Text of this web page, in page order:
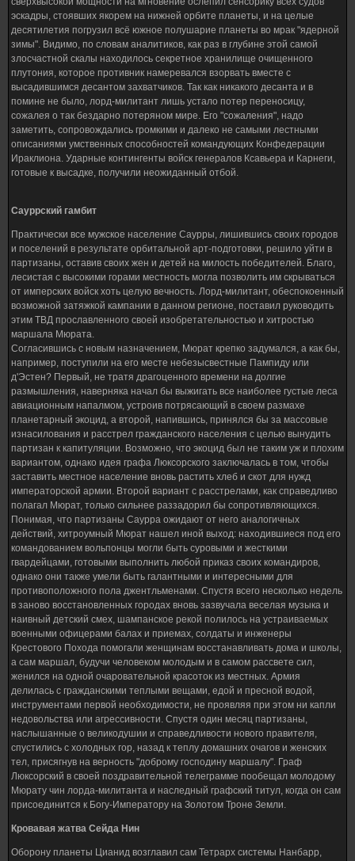
эскадры, стоявших якорем на нижней орбите планеты, и на целые
десятилетия погрузил всё южное полушарие планеты во мрак "ядерной
зимы". Видимо, по словам аналитиков, как раз в глубине этой самой
злосчастной скалы находилось секретное хранилище очищенного
плутония, которое противник намеревался взорвать вместе с
высадившимся десантом захватчиков. Так как никакого десанта и в
помине не было, лорд-милитант лишь устало потер переносицу,
сожалея о так бездарно потеряном мире. Его "сожаления", надо
заметить, сопровождались громкими и далеко не самыми лестными
описаниями умственных способностей командующих Конфедерации
Ираклиона. Ударные контингенты войск генералов Ксавьера и Карнеги,
готовые к высадке, получили неожиданный отбой.
Сауррский гамбит
Практически все мужское население Саурры, лишившись своих городов
и поселений в результате орбитальной арт-подготовки, решило уйти в
партизаны, оставив своих жен и детей на милость победителей. Благо,
лесистая с высокими горами местность могла позволить им скрываться
от имперских войск хоть целую вечность. Лорд-милитант, обеспокоенный
возможной затяжкой кампании в данном регионе, поставил руководить
этим ТВД прославленного своей изобретательностью и хитростью
маршала Мюрата.
Согласившись с новым назначением, Мюрат крепко задумался, а как бы,
например, поступили на его месте небезысвестные Пампиду или
д'Эстен? Первый, не тратя драгоценного времени на долгие
размышления, наверняка начал бы выжигать все наиболее густые леса
авиационным напалмом, устроив потрясающий в своем размахе
планетарный экоцид, а второй, напившись, принялся бы за массовые
изнасилования и расстрел гражданского населения с целью вынудить
партизан к капитуляции. Возможно, что экоцид был не таким уж и плохим
вариантом, однако идея графа Люксорского заключалась в том, чтобы
заставить местное население вновь растить хлеб и скот для нужд
императорской армии. Второй вариант с расстрелами, как справедливо
полагал Мюрат, только сильнее раззадорил бы сопротивляющихся.
Понимая, что партизаны Саурра ожидают от него аналогичных
действий, хитроумный Мюрат нашел иной выход: находившиеся под его
командованием вольпонцы могли быть суровыми и жесткими
гвардейцами, готовыми выполнить любой приказ своих командиров,
однако они также умели быть галантными и интересными для
противоположного пола джентльменами. Спустя всего несколько недель
в заново восстановленных городах вновь зазвучала веселая музыка и
наивный детский смех, шампанское рекой полилось на устраиваемых
военными офицерами балах и приемах, солдаты и инженеры
Крестового Похода помогали женщинам восстанавливать дома и школы,
а сам маршал, будучи человеком молодым и в самом рассвете сил,
женился на одной очаровательной красоток из местных. Армия
делилась с гражданскими теплыми вещами, едой и пресной водой,
инструментами первой необходимости, не проявляя при этом ни капли
недовольства или агрессивности. Спустя один месяц партизаны,
наслышанные о великодушии и справедливости нового правителя,
спустились с холодных гор, назад к теплу домашних очагов и женских
тел, присягнув на верность "доброму господину маршалу". Граф
Люксорский в своей поздравительной телеграмме пообещал молодому
Мюрату чин лорда-милитанта и наследный графский титул, когда он сам
присоединится к Богу-Императору на Золотом Троне Земли.
Кровавая жатва Сейда Нин
Оборону планеты Цианид возглавил сам Тетрарх системы Нанбарр,